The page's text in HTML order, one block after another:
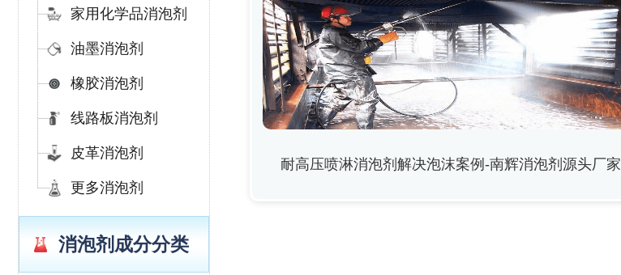
家用化学品消泡剂
油墨消泡剂
橡胶消泡剂
线路板消泡剂
皮革消泡剂
更多消泡剂
消泡剂成分分类
耐高压喷淋消泡剂解决泡沫案例-南辉消泡剂源头厂家